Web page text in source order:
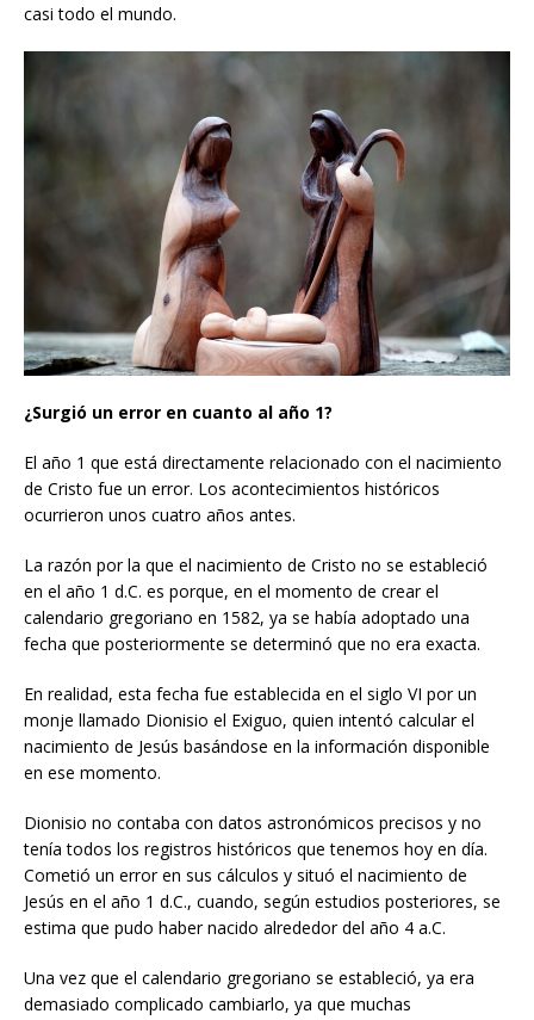
casi todo el mundo.
¿Surgió un error en cuanto al año 1?
El año 1 que está directamente relacionado con el nacimiento
de Cristo fue un error. Los acontecimientos históricos
ocurrieron unos cuatro años antes.
La razón por la que el nacimiento de Cristo no se estableció
en el año 1 d.C. es porque, en el momento de crear el
calendario gregoriano en 1582, ya se había adoptado una
fecha que posteriormente se determinó que no era exacta.
En realidad, esta fecha fue establecida en el siglo VI por un
monje llamado Dionisio el Exiguo, quien intentó calcular el
nacimiento de Jesús basándose en la información disponible
en ese momento.
Dionisio no contaba con datos astronómicos precisos y no
tenía todos los registros históricos que tenemos hoy en día.
Cometió un error en sus cálculos y situó el nacimiento de
Jesús en el año 1 d.C., cuando, según estudios posteriores, se
estima que pudo haber nacido alrededor del año 4 a.C.
Una vez que el calendario gregoriano se estableció, ya era
demasiado complicado cambiarlo, ya que muchas